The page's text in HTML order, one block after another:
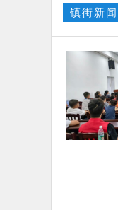
镇街新闻